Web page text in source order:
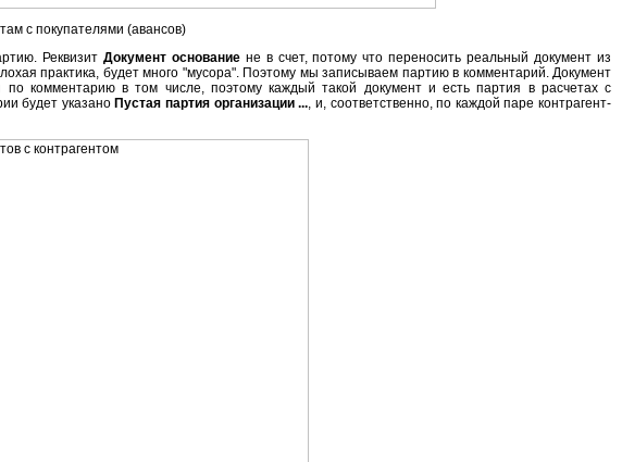
с покупателями (авансов)
Реквизит Документ основаниене в счет, потому что переносить реальный документ из
практика, будет много "мусора". Поэтому мы записываем партию в комментарий. Документ
комментарию в том числе, поэтому каждый такой документ и есть партия в расчетах с
будет указано Пустая партия организации ..., и, соответственно, по каждой паре контрагент-